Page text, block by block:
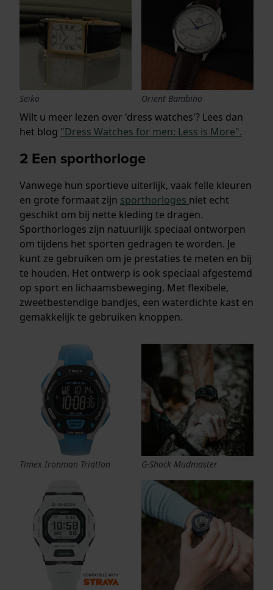
Seiko Orient Bambino
Wilt u meer lezen over 'dress watches'? Lees dan
het blog "Dress Watches for men: Less is More".
2 Een sporthorloge
Vanwege hun sportieve uiterlijk, vaak felle kleuren
en grote formaat zijn sporthorloges niet echt
geschikt om bij nette kleding te dragen.
Sporthorloges zijn natuurlijk speciaal ontworpen
om tijdens het sporten gedragen te worden. Je
kunt ze gebruiken om je prestaties te meten en bij
te houden. Het ontwerp is ook speciaal afgestemd
op sport en lichaamsbeweging. Met flexibele,
zweetbestendige bandjes, een waterdichte kast en
gemakkelijk te gebruiken knoppen.
Timex Ironman Triatlon G-Shock Mudmaster